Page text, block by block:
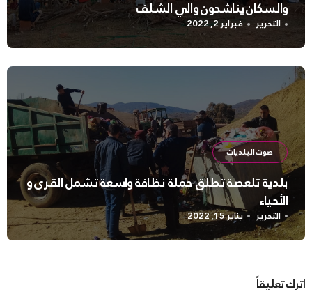
والسكان يناشدون والي الشلف
التحرير فبراير 2, 2022
صوت البلديات
بلدية تلعصة تطلق حملة نظافة واسعة تشمل القرى و
الأحياء
التحرير يناير 15, 2022
اترك تعليقاً